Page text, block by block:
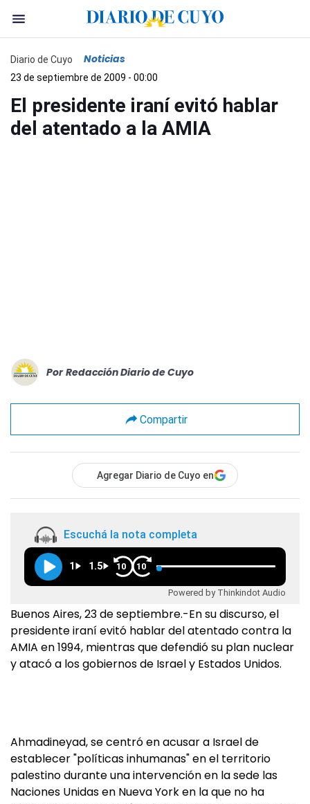
Diario de Cuyo Noticias
23 de septiembre de 2009 - 00:00
El presidente iraní evitó hablar
del atentado a la AMIA
Por Redacción Diario de Cuyo
Compartir
Agregar Diario de Cuyo en
Escuchá la nota completa
1 1.5 10 10
Powered by Thinkindot Audio
Buenos Aires, 23 de septiembre.-En su discurso, el
presidente iraní evitó hablar del atentado contra la
AMIA en 1994, mientras que defendió su plan nuclear
y atacó a los gobiernos de Israel y Estados Unidos.
Ahmadineyad, se centró en acusar a Israel de
establecer "políticas inhumanas" en el territorio
palestino durante una intervención en la sede las
Naciones Unidas en Nueva York en la que no ha